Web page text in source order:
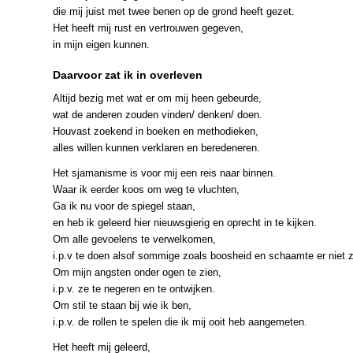
die mij juist met twee benen op de grond heeft gezet.
Het heeft mij rust en vertrouwen gegeven,
in mijn eigen kunnen.
Daarvoor zat ik in overleven
Altijd bezig met wat er om mij heen gebeurde,
wat de anderen zouden vinden/ denken/ doen.
Houvast zoekend in boeken en methodieken,
alles willen kunnen verklaren en beredeneren.
Het sjamanisme is voor mij een reis naar binnen.
Waar ik eerder koos om weg te vluchten,
Ga ik nu voor de spiegel staan,
en heb ik geleerd hier nieuwsgierig en oprecht in te kijken.
Om alle gevoelens te verwelkomen,
i.p.v te doen alsof sommige zoals boosheid en schaamte er niet
Om mijn angsten onder ogen te zien,
i.p.v. ze te negeren en te ontwijken.
Om stil te staan bij wie ik ben,
i.p.v. de rollen te spelen die ik mij ooit heb aangemeten.
Het heeft mij geleerd,